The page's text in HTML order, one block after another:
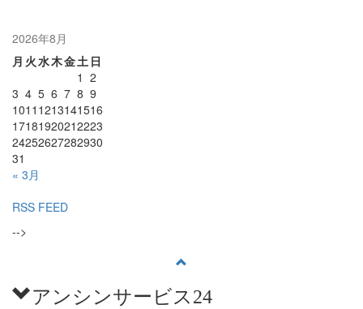
2026年8月
月 火水木金土 日
1 2
3 4 5 6 7 8 9
1011 1213141516
17181920212223
24252627282930
31
« 3月
RSS FEED
-->
アンシンサービス24